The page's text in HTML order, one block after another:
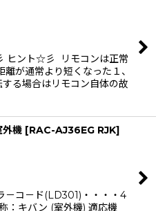
ヒント☆彡 リモコンは正常
が通常より短くなった１、
る場合はリモコン自体の故
外機 [RAC-AJ36EG RJK]
－コ－ド(LD301)・・・・4
：キバン (室外機) 適応機